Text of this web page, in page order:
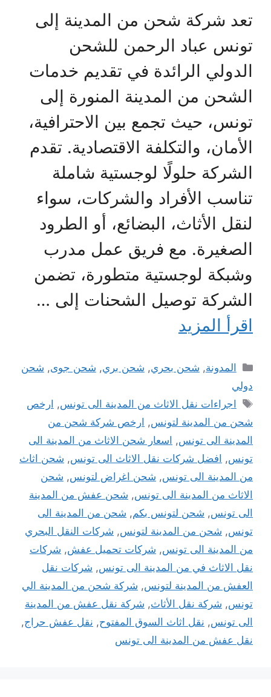
تعد شركة شحن من المدينة إلى
تونس عباد الرحمن للشحن
الدولي الرائدة في تقديم خدمات
الشحن من المدينة المنورة إلى
تونس، حيث تجمع بين الاحترافية،
الأمان، والتكلفة الاقتصادية. تقدم
الشركة حلولًا لوجستية شاملة
تناسب الأفراد والشركات، سواء
لنقل الأثاث، البضائع، أو الطرود
الصغيرة. مع فريق عمل مدرب
وشبكة لوجستية متطورة، تضمن
الشركة توصيل الشحنات إلى …
اقرأ المزيد
التصنيفات
المدونة, شحن بحري, شحن بري, شحن جوى, شحن
دولي
الوسوم
اجراءات نقل الاثاث من المدينة الى تونس, ارخص
شحن من المدينة لتونس, ارخص شركة شحن من
المدينة الى تونس, اسعار شحن الاثاث من المدينة الى
تونس, افضل شركات نقل الاثاث الى تونس, شحن اثاث
من المدينة الى تونس, شحن اغراض لتونس, شحن
الاثاث من المدينة الى تونس, شحن عفش من المدينة
الى تونس, شحن لتونس بكم, شحن من المدينة الى
تونس, شحن من المدينة لتونس, شركات النقل البحري
من المدينة الى تونس, شركات تحميل عفش, شركات
نقل الاثاث في من المدينة الى تونس, شركات نقل
العفش من المدينة لتونس, شركة شحن من المدينة الي
تونس, شركة نقل الأثاث, شركة نقل عفش من المدينة
الى تونس, نقل اثاث السوق المفتوح, نقل عفش حراج,
نقل عفش من المدينة الى تونس